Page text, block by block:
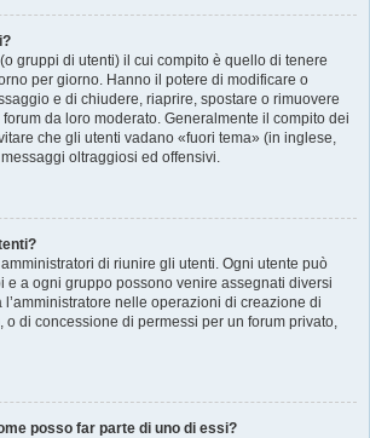
gruppi di utenti) il cui compito è quello di tenere
per giorno. Hanno il potere di modificare o
e di chiudere, riaprire, spostare o rimuovere
da loro moderato. Generalmente il compito dei
che gli utenti vadano «fuori tema» (in inglese,
oltraggiosi ed offensivi.
di riunire gli utenti. Ogni utente può
e a ogni gruppo possono venire assegnati diversi
l’amministratore nelle operazioni di creazione di
o di concessione di permessi per un forum privato,
posso far parte di uno di essi?